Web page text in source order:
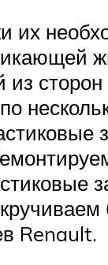
их
сторон
Renault.